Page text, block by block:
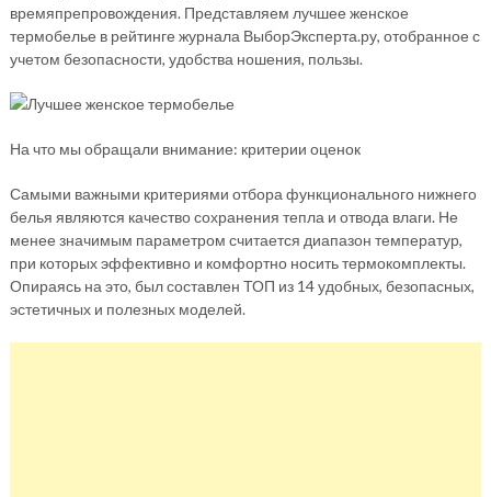
времяпрепровождения. Представляем лучшее женское
термобелье в рейтинге журнала ВыборЭксперта.ру, отобранное с
учетом безопасности, удобства ношения, пользы.
На что мы обращали внимание: критерии оценок
Самыми важными критериями отбора функционального нижнего
белья являются качество сохранения тепла и отвода влаги. Не
менее значимым параметром считается диапазон температур,
при которых эффективно и комфортно носить термокомплекты.
Опираясь на это, был составлен ТОП из 14 удобных, безопасных,
эстетичных и полезных моделей.